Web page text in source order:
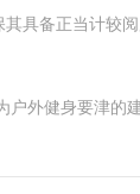
具备正当计较
户外健身要津的